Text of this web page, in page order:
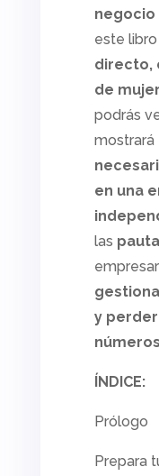
negocio
este
directo,
de
podrás
mostrará
en una
las
y
ÍNDICE:
Prólogo
Prepara